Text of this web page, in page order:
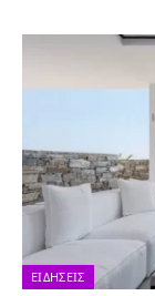
ΕΙΔΉΣΕΙΣ